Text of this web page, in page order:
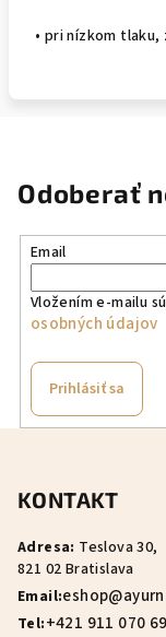
• pri nízkom
Odoberať
Email
Vložením e-mailu
osobných údajov
Prihlásiť sa
KONTAKT
Adresa: Teslova 30,
821 02 Bratislava
Email:
Tel:+421 911 070